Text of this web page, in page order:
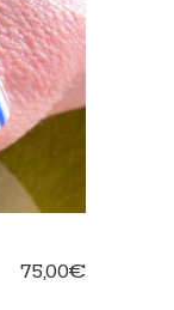
75,00€